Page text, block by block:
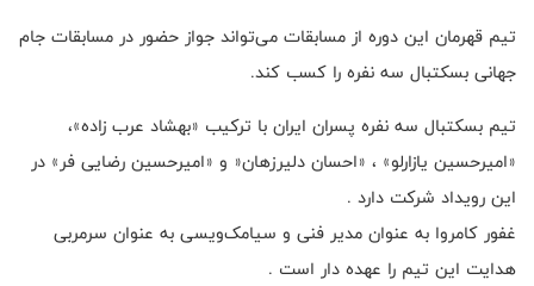
تیم قهرمان این دوره از مسابقات می‌تواند جواز حضور در مسابقات جام
جهانی بسکتبال سه نفره را کسب کند.
تیم بسکتبال سه نفره پسران ایران با ترکیب «بهشاد عرب زاده»،
«امیرحسین یازارلو» ، «احسان دلیرزهان« و «امیرحسین رضایی فر» در
این رویداد شرکت دارد .
غفور کامروا به عنوان مدیر فنی و سیامک‌ویسی به عنوان سرمربی
هدایت این تیم را عهده دار است .